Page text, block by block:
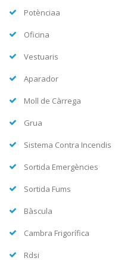
Potènciaa
Oficina
Vestuaris
Aparador
Moll de Càrrega
Grua
Sistema Contra Incendis
Sortida Emergències
Sortida Fums
Bàscula
Cambra Frigorífica
Rdsi